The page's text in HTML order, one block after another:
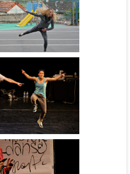
Gliz
à Berzé-la-
Le grand jeté !